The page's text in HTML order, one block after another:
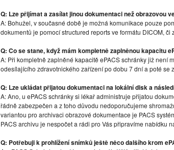
Q: Lze přijímat a zasílat jinou dokumentaci než obrazovou
A: Bohužel, v současné době je možná komunikace pouze
dokumentů je pomocí structured reports ve formátu DICOM,
Q: Co se stane, když mám kompletně zaplněnou kapacitu
A: Při kompletně zaplněné kapacitě ePACS schránky již není
odesílajícího zdravotnického zařízení po dobu 7 dní a poté se
Q: Lze ukládat přijatou dokumentaci na lokální disk a
A: Ano, u ePACS schránky si lékař administruje přijatou
řádně zabezpečen a z toho důvodu nedoporučujeme
variantou pro archivaci obrazové dokumentace je PACS
PACS archivu je nespočet a rádi pro Vás připravíme nabídku
Q: Potřebuji k prohlížení snímků ještě něco dalšího krom